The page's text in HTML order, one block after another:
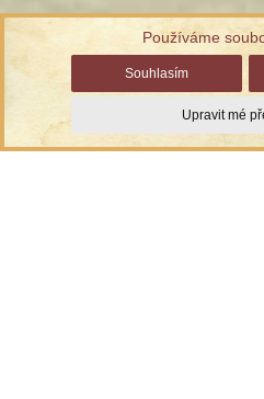
Používáme
Souhlasím
Upravit mé
Informace ke
Správa cookies| Chráněno
soukromí a
© TCM Herbs, s.r.o.,